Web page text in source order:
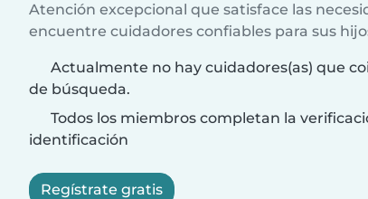
Atención excepcional que satisface las
encuentre cuidadores confiables para sus
Actualmente no hay cuidadores(as) que
de búsqueda.
Todos los miembros completan la
identificación
Regístrate gratis